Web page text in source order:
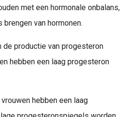
met een hormonale onbalans,
van hormonen.
de productie van progesteron
hebben een laag progesteron
hebben een laag